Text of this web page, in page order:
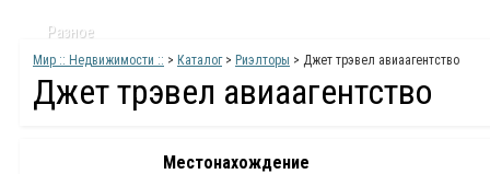
Разное
Мир :: Недвижимости :: > Каталог> Риэлторы > Джет трэвел авиаагентство
Джет трэвел авиаагентство
Местонахождение